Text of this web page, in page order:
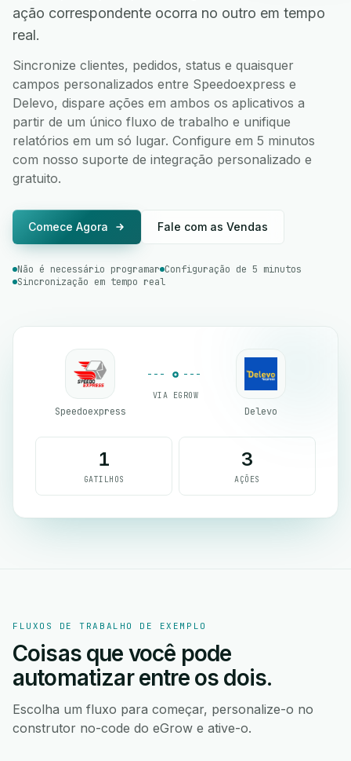
ação correspondente ocorra no outro em tempo
real.
Sincronize clientes, pedidos, status e quaisquer
campos personalizados entre Speedoexpress e
Delevo, dispare ações em ambos os aplicativos a
partir de um único fluxo de trabalho e unifique
relatórios em um só lugar. Configure em 5 minutos
com nosso suporte de integração personalizado e
gratuito.
Comece Agora Fale com as Vendas
Não é necessário programar Configuração de 5 minutos
Sincronização em tempo real
Speedoexpress
VIA EGROW
Delevo
1
GATILHOS
3
AÇÕES
FLUXOS DE TRABALHO DE EXEMPLO
Coisas que você pode
automatizar entre os dois.
Escolha um fluxo para começar, personalize-o no
construtor no-code do eGrow e ative-o.